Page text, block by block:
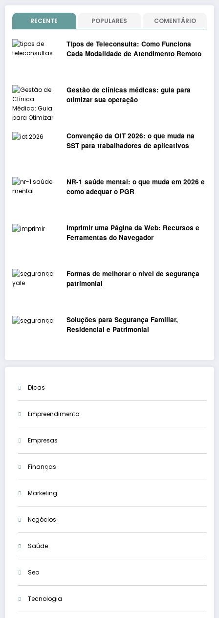
RECENTE POPULARES COMENTÁRIO
Tipos de Teleconsulta: Como Funciona
Cada Modalidade de Atendimento Remoto
Gestão de clínicas médicas: guia para
otimizar sua operação
Convenção da OIT 2026: o que muda na
SST para trabalhadores de aplicativos
NR-1 saúde mental: o que muda em 2026 e
como adequar o PGR
Imprimir uma Página da Web: Recursos e
Ferramentas do Navegador
Formas de melhorar o nível de segurança
patrimonial
Soluções para Segurança Familiar,
Residencial e Patrimonial
Dicas
Empreendimento
Empresas
Finanças
Marketing
Negócios
Saúde
Seo
Tecnologia